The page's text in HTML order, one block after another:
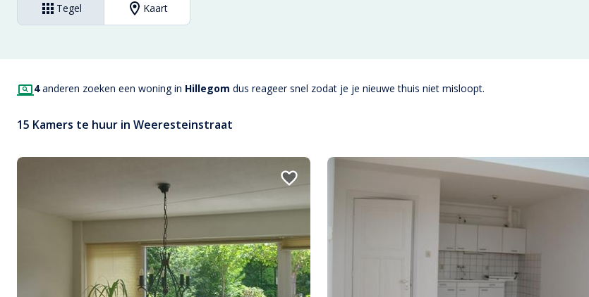
Tegel Kaart
4anderen zoeken een woning in Hillegom dus reageer snel zodat je je nieuwe thuis niet misloopt.
15 Kamers te huur in Weeresteinstraat